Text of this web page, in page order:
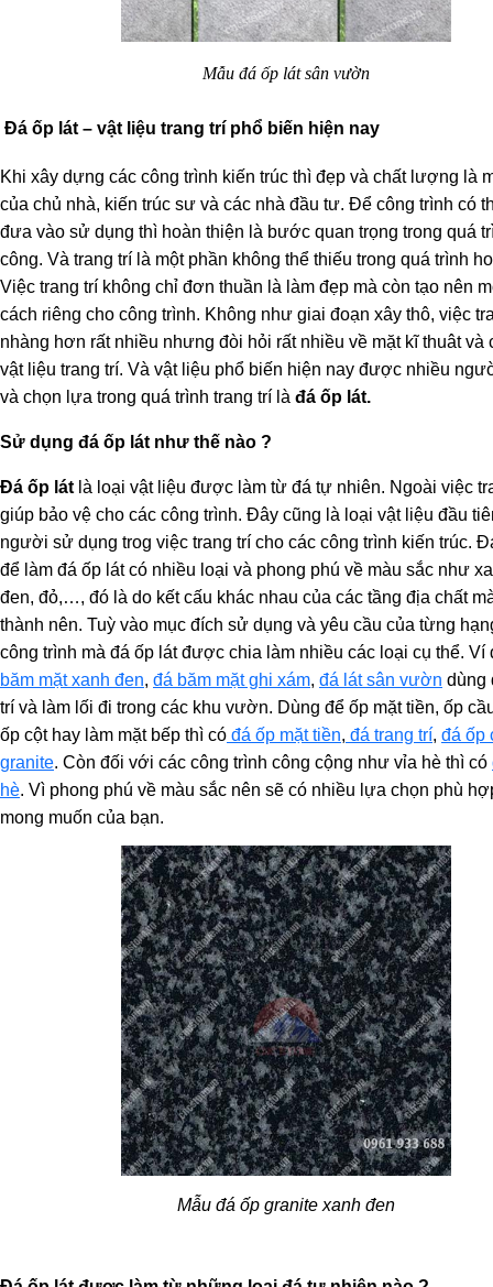
Mẫu đá ốp lát sân vườn
Đá ốp lát – vật liệu trang trí phổ biến hiện nay
Khi xây dựng các công trình kiến trúc thì đẹp và chất lượng là
của chủ nhà, kiến trúc sư và các nhà đầu tư. Để công trình có
đưa vào sử dụng thì hoàn thiện là bước quan trọng trong quá
công. Và trang trí là một phần không thể thiếu trong quá trình
Việc trang trí không chỉ đơn thuần là làm đẹp mà còn tạo nên
cách riêng cho công trình. Không như giai đoạn xây thô, việc
nhàng hơn rất nhiều nhưng đòi hỏi rất nhiều về mặt kĩ thuât và
vật liệu trang trí. Và vật liệu phổ biến hiện nay được nhiều
và chọn lựa trong quá trình trang trí là đá ốp lát.
Sử dụng đá ốp lát như thế nào ?
Đá ốp lát là loại vật liệu được làm từ đá tự nhiên. Ngoài việc
giúp bảo vệ cho các công trình. Đây cũng là loại vật liệu đầu
người sử dụng trog việc trang trí cho các công trình kiến trúc.
để làm đá ốp lát có nhiều loại và phong phú về màu sắc như
đen, đỏ,…, đó là do kết cấu khác nhau của các tầng địa chất
thành nên. Tuỳ vào mục đích sử dụng và yêu cầu của từng
công trình mà đá ốp lát được chia làm nhiều các loại cụ thể.
băm mặt xanh đen, đá băm mặt ghi xám, đá lát sân vườn dùng
trí và làm lối đi trong các khu vườn. Dùng để ốp mặt tiền, ốp
ốp cột hay làm mặt bếp thì có đá ốp mặt tiền, đá trang trí, đá ốp
granite. Còn đối với các công trình công cộng như vỉa hè thì có
hè. Vì phong phú về màu sắc nên sẽ có nhiều lựa chọn phù
mong muốn của bạn.
Mẫu đá ốp granite xanh đen